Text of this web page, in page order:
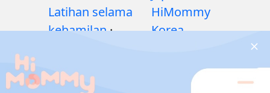
Latihan selama
kehamilan·
kehamilan
HiMommy
Korea